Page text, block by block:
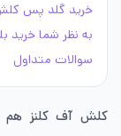
خرید گلد پس کلش
به نظر شما خرید
سوالات متداول
کلش آف کلنز هم